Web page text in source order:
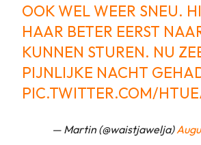
OOK WEL WEER SNEU.
HAAR BETER EERST
KUNNEN STUREN. NU
PIJNLIJKE NACHT
PIC.TWITTER.COM/
— Martin (@waistjawelja)